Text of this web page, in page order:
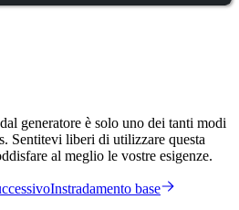
generatore è solo uno dei tanti modi
Sentitevi liberi di utilizzare questa
al meglio le vostre esigenze.
Instradamento base